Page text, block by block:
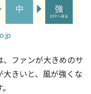
ファンが大きめのサ
きいと、風が強くな